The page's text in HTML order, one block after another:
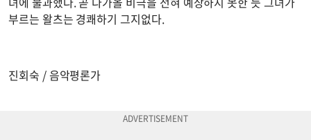
부르는 왈츠는 경쾌하기 그지없다.
진회숙 / 음악평론가